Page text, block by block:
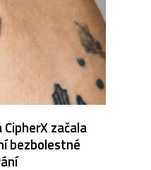
začala
bezbolestné